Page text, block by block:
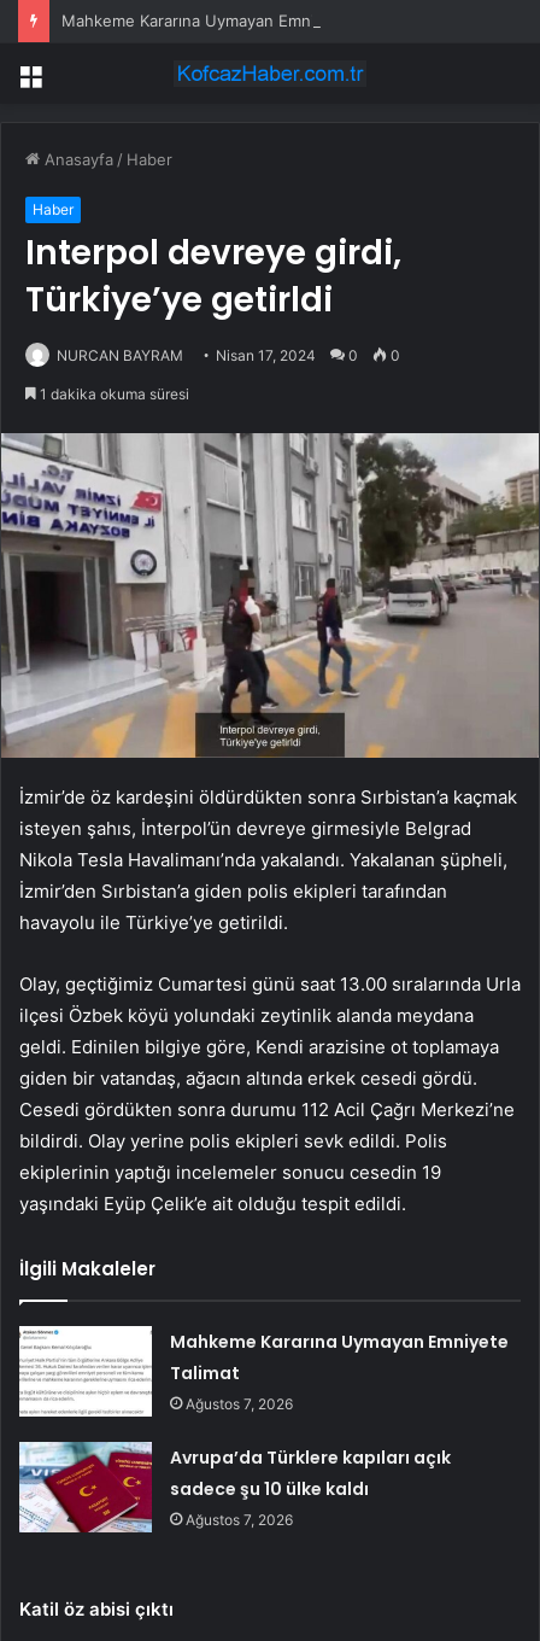
Mahkeme Kararına Uymayan Emniyete Talimat
Menü
Anasayfa / Haber
Haber
Interpol devreye girdi,
Türkiye’ye getirldi
NURCAN BAYRAM Nisan 17, 2024 0 0
1 dakika okuma süresi
İzmir’de öz kardeşini öldürdükten sonra Sırbistan’a kaçmak
isteyen şahıs, İnterpol’ün devreye girmesiyle Belgrad
Nikola Tesla Havalimanı’nda yakalandı. Yakalanan şüpheli,
İzmir’den Sırbistan’a giden polis ekipleri tarafından
havayolu ile Türkiye’ye getirildi.
Olay, geçtiğimiz Cumartesi günü saat 13.00 sıralarında Urla
ilçesi Özbek köyü yolundaki zeytinlik alanda meydana
geldi. Edinilen bilgiye göre, Kendi arazisine ot toplamaya
giden bir vatandaş, ağacın altında erkek cesedi gördü.
Cesedi gördükten sonra durumu 112 Acil Çağrı Merkezi’ne
bildirdi. Olay yerine polis ekipleri sevk edildi. Polis
ekiplerinin yaptığı incelemeler sonucu cesedin 19
yaşındaki Eyüp Çelik’e ait olduğu tespit edildi.
İlgili Makaleler
Mahkeme Kararına Uymayan Emniyete
Talimat
Ağustos 7, 2026
Avrupa’da Türklere kapıları açık
sadece şu 10 ülke kaldı
Ağustos 7, 2026
Katil öz abisi çıktı